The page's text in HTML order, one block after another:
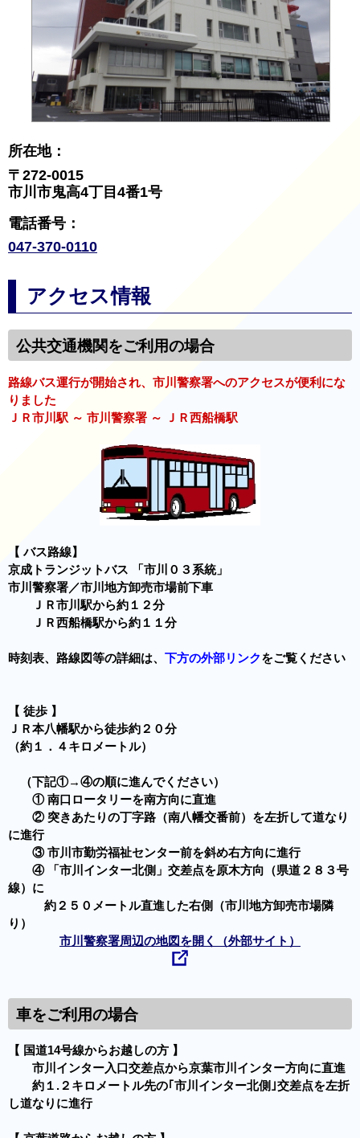
所在地：
〒272-0015
市川市鬼高4丁目4番1号
電話番号：
047-370-0110
アクセス情報
公共交通機関をご利用の場合
路線バス運行が開始され、市川警察署へのアクセスが便利にな
りました
ＪＲ市川駅 ～ 市川警察署 ～ ＪＲ西船橋駅
【 バス路線】
京成トランジットバス 「市川０３系統」
市川警察署／市川地方卸売市場前下車
ＪＲ市川駅から約１２分
ＪＲ西船橋駅から約１１分
時刻表、路線図等の詳細は、 下方の外部リンクをご覧ください
【 徒歩 】
ＪＲ本八幡駅から徒歩約２０分
（約１．４キロメートル）
（下記①→④の順に進んでください）
① 南口ロータリーを南方向に直進
② 突きあたりの丁字路（南八幡交番前）を左折して道なり
に進行
③ 市川市勤労福祉センター前を斜め右方向に進行
④ 「市川インター北側」交差点を原木方向（県道２８３号
線）に
約２５０メートル直進した右側（市川地方卸売市場隣
り）
市川警察署周辺の地図を開く（外部サイト）
車をご利用の場合
【 国道14号線からお越しの方 】
市川インター入口交差点から京葉市川インター方向に直進
約１.２キロメートル先の｢市川インター北側｣交差点を左折
し道なりに進行